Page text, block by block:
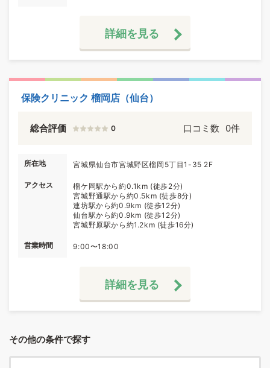
詳細を見る
保険クリニック 榴岡店（仙台）
総合評価 0 口コミ数 0件
所在地 宮城県仙台市宮城野区榴岡5丁目1-35 2F
アクセス
榴ケ岡駅から約0.1km (徒歩2分)
宮城野通駅から約0.5km (徒歩8分)
連坊駅から約0.9km (徒歩12分)
仙台駅から約0.9km (徒歩12分)
宮城野原駅から約1.2km (徒歩16分)
営業時間 9:00〜18:00
詳細を見る
その他の条件で探す